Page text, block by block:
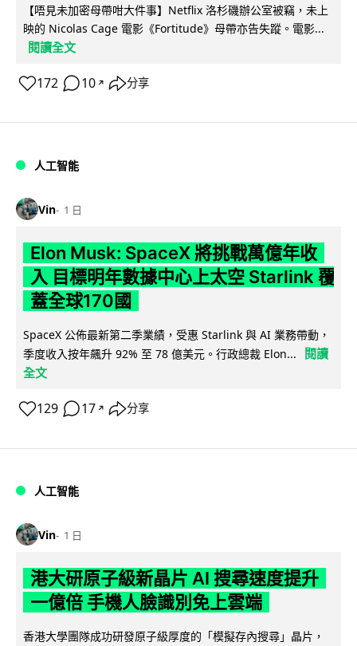
【唔見未加密母帶咁大件事】Netflix 洛杉磯辦公室被竊，未上
映的 Nicolas Cage 電影《Fortitude》母帶亦告失蹤。電影...
閱讀全文
172 10 ↗ 分享
人工智能
Vin 1 日
Elon Musk: SpaceX 將挑戰萬億年收
入 目標明年數據中心上太空 Starlink 覆
蓋全球170國
SpaceX 公佈最新第二季業績，受惠 Starlink 與 AI 業務帶動，
季度收入按年飆升 92% 至 78 億美元。行政總裁 Elon...
閱讀
全文
129 17 ↗ 分享
人工智能
Vin 1 日
港大研原子級新晶片 AI 搜尋速度提升
一億倍 手機人臉識別免上雲端
香港大學團隊成功研發原子級厚度的「模擬存內搜尋」晶片，